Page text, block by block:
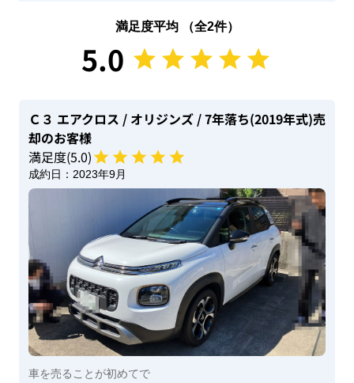
満足度平均 （全2件）
5.0
Ｃ３ エアクロス / オリジンズ / 7年落ち(2019年式)売
却のお客様
満足度(5.0)
成約日： 2023年9月
車を売ることが初めてで